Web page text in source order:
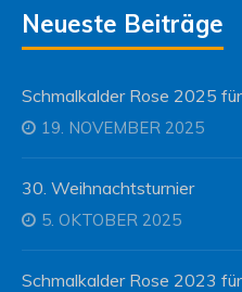
Neueste Beiträge
Schmalkalder Rose 2025
19. NOVEMBER 2025
30. Weihnachtsturnier
5. OKTOBER 2025
Schmalkalder Rose 2023